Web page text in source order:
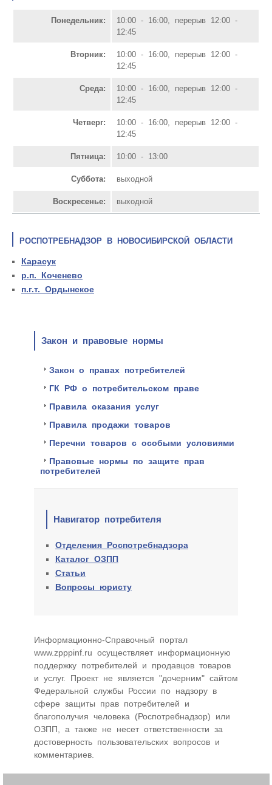
Понедельник:
10:00 - 16:00, перерыв 12:00 -
12:45
Вторник:
10:00 - 16:00, перерыв 12:00 -
12:45
Среда:
10:00 - 16:00, перерыв 12:00 -
12:45
Четверг:
10:00 - 16:00, перерыв 12:00 -
12:45
Пятница: 10:00 - 13:00
Суббота: выходной
Воскресенье: выходной
РОСПОТРЕБНАДЗОР В НОВОСИБИРСКОЙ ОБЛАСТИ
Карасук
р.п. Коченево
п.г.т. Ордынское
Закон и правовые нормы
Закон о правах потребителей
ГК РФ о потребительском праве
Правила оказания услуг
Правила продажи товаров
Перечни товаров с особыми условиями
Правовые нормы по защите прав
потребителей
Навигатор потребителя
Отделения Роспотребнадзора
Каталог ОЗПП
Статьи
Вопросы юристу
Информационно-Cправочный портал
www.zpppinf.ru осуществляет информационную
поддержку потребителей и продавцов товаров
и услуг. Проект не является "дочерним" сайтом
Федеральной службы России по надзору в
сфере защиты прав потребителей и
благополучия человека (Роспотребнадзор) или
ОЗПП, а также не несет ответственности за
достоверность пользовательских вопросов и
комментариев.